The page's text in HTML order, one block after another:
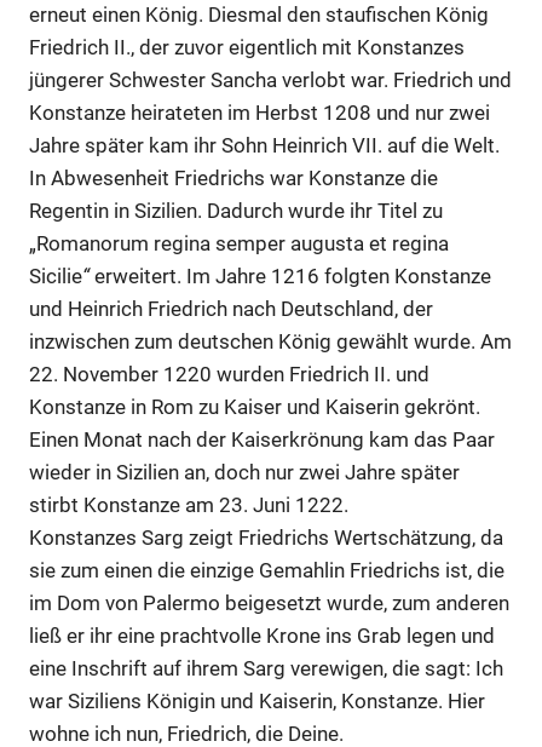
erneut einen König. Diesmal den staufischen König
Friedrich II., der zuvor eigentlich mit Konstanzes
jüngerer Schwester Sancha verlobt war. Friedrich und
Konstanze heirateten im Herbst 1208 und nur zwei
Jahre später kam ihr Sohn Heinrich VII. auf die Welt.
In Abwesenheit Friedrichs war Konstanze die
Regentin in Sizilien. Dadurch wurde ihr Titel zu
„Romanorum regina semper augusta et regina
Sicilie“erweitert. Im Jahre 1216 folgten Konstanze
und Heinrich Friedrich nach Deutschland, der
inzwischen zum deutschen König gewählt wurde. Am
22. November 1220 wurden Friedrich II. und
Konstanze in Rom zu Kaiser und Kaiserin gekrönt.
Einen Monat nach der Kaiserkrönung kam das Paar
wieder in Sizilien an, doch nur zwei Jahre später
stirbt Konstanze am 23. Juni 1222.
Konstanzes Sarg zeigt Friedrichs Wertschätzung, da
sie zum einen die einzige Gemahlin Friedrichs ist, die
im Dom von Palermo beigesetzt wurde, zum anderen
ließ er ihr eine prachtvolle Krone ins Grab legen und
eine Inschrift auf ihrem Sarg verewigen, die sagt: Ich
war Siziliens Königin und Kaiserin, Konstanze. Hier
wohne ich nun, Friedrich, die Deine.